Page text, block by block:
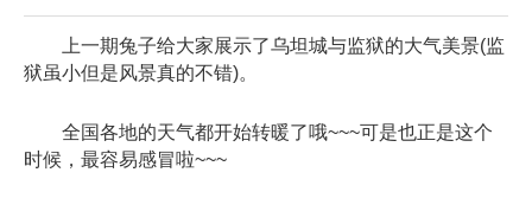
上一期兔子给大家展示了乌坦城与监狱的大气美景(监
狱虽小但是风景真的不错)。
全国各地的天气都开始转暖了哦~~~可是也正是这个
时候，最容易感冒啦~~~